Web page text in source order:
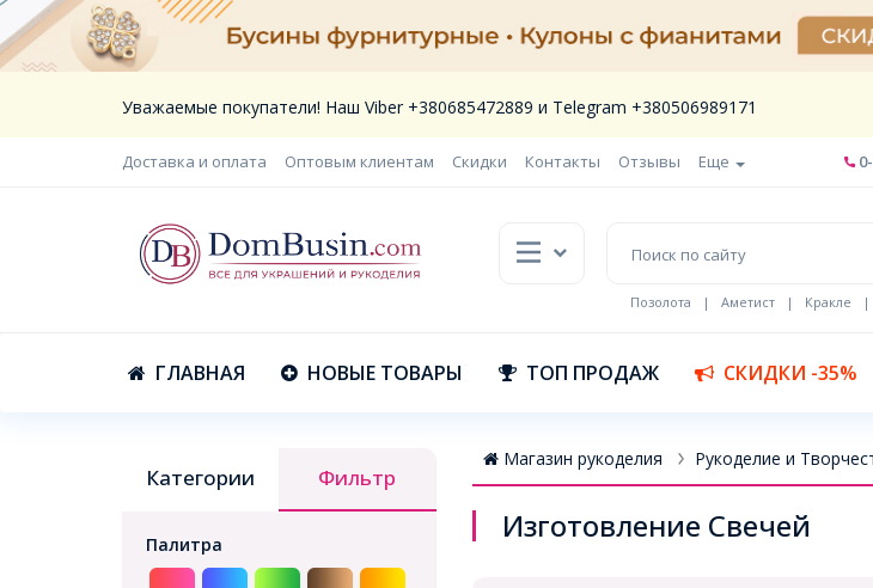
Уважаемые покупатели! Наш Viber +380685472889 и Telegram +380506989171
Доставка и оплата Оптовым клиентам Скидки Контакты Отзывы Еще
Позолота | Аметист | Кракле |
ГЛАВНАЯ НОВЫЕ ТОВАРЫ ТОП ПРОДАЖ СКИДКИ -35%
Категории Фильтр
Палитра
Магазин рукоделия Рукоделие и
Изготовление Свечей